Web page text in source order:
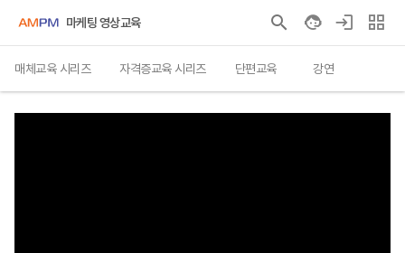
마케팅 영상교육
매체교육 시리즈 자격증교육 시리즈 단편교육 강연